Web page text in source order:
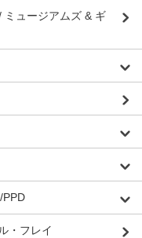
ュージアムズ & ギ
PPD
・フレイ